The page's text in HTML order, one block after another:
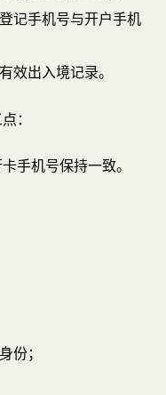
记手机号与开户手机
效出入境记录。
：
手机号保持一致。
份；